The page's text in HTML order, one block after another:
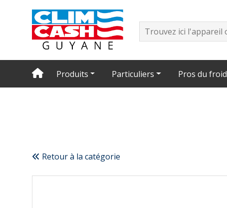
Produits Particuliers Pros du froid
Retour à la catégorie